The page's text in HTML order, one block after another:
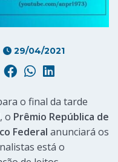
29/04/2021
o final da tarde
o Prêmio República de
Federal anunciará os
está o